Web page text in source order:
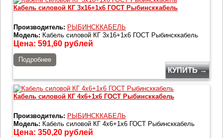
Кабель силовой КГ 3х16+1х6 ГОСТ Рыбинсккабель
Производитель: РЫБИНСККАБЕЛЬ
Модель: Кабель силовой КГ 3х16+1х6 ГОСТ Рыбинсккабель
Цена: 591,60 рублей
Подробнее
КУПИТЬ →
Кабель силовой КГ 4х6+1х6 ГОСТ Рыбинсккабель
Производитель: РЫБИНСККАБЕЛЬ
Модель: Кабель силовой КГ 4х6+1х6 ГОСТ Рыбинсккабель
Цена: 350,20 рублей